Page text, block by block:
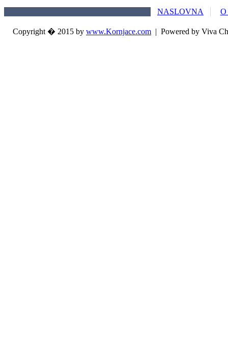
NASLOVNA
Copyright � 2015 by www.Kornjace.com | Powered by Viva